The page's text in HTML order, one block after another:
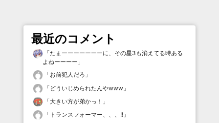
最近のコメント
「たまーーーーーーーに、その星3も消えてる時ある
よねーーーー 」
「お前犯人だろ 」
「 どういじめられたんやwww 」
「大きい方が弟かっ！ 」
「 トランスフォーマー、、、!! 」